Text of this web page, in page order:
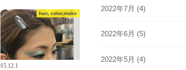
hair, color,make
2022年7月 (4)
2022年6月 (5)
2022年5月 (4)